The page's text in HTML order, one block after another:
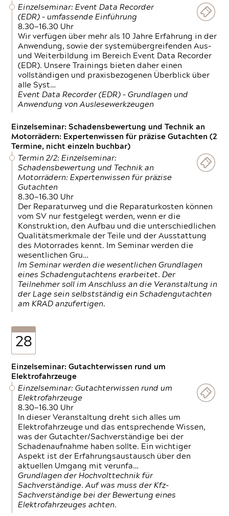
Einzelseminar: Event Data Recorder
(EDR) – umfassende Einführung
8.30—16.30 Uhr
Wir verfügen über mehr als 10 Jahre Erfahrung in der
Anwendung, sowie der systemübergreifenden Aus-
und Weiterbildung im Bereich Event Data Recorder
(EDR). Unsere Trainings bieten daher einen
vollständigen und praxisbezogenen Überblick über
alle Syst…
Event Data Recorder (EDR) – Grundlagen und
Anwendung von Auslesewerkzeugen
Einzelseminar: Schadensbewertung und Technik an
Motorrädern: Expertenwissen für präzise Gutachten (2
Termine, nicht einzeln buchbar)
Termin 2/2: Einzelseminar:
Schadensbewertung und Technik an
Motorrädern: Expertenwissen für präzise
Gutachten
8.30—16.30 Uhr
Der Reparaturweg und die Reparaturkosten können
vom SV nur festgelegt werden, wenn er die
Konstruktion, den Aufbau und die unterschiedlichen
Qualitätsmerkmale der Teile und der Ausstattung
des Motorrades kennt. Im Seminar werden die
wesentlichen Gru…
Im Seminar werden die wesentlichen Grundlagen
eines Schadengutachtens erarbeitet. Der
Teilnehmer soll im Anschluss an die Veranstaltung in
der Lage sein selbstständig ein Schadengutachten
am KRAD anzufertigen.
28
Einzelseminar: Gutachterwissen rund um
Elektrofahrzeuge
Einzelseminar: Gutachterwissen rund um
Elektrofahrzeuge
8.30—16.30 Uhr
In dieser Veranstaltung dreht sich alles um
Elektrofahrzeuge und das entsprechende Wissen,
was der Gutachter/Sachverständige bei der
Schadenaufnahme haben sollte. Ein wichtiger
Aspekt ist der Erfahrungsaustausch über den
aktuellen Umgang mit verunfa…
Grundlagen der Hochvolttechnik für
Sachverständige. Auf was muss der Kfz-
Sachverständige bei der Bewertung eines
Elektrofahrzeuges achten.